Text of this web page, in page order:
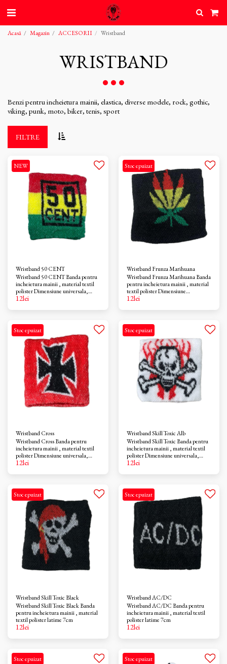
Acasă Magazin ACCESORII Wristband
WRISTBAND
Benzi pentru incheietura mainii, elastica, diverse modele, rock, gothic,
viking, punk, moto, biker, tenis, sport
FILTRE
NEW
Wristband 50 CENT
Wristband 50 CENT Banda pentru
incheietura mainii , material textil
polister Dimensiune universala,
latime 7cm
12lei
Stoc epuizat
Wristband Frunza Marihuana
Wristband Frunza Marihuana Banda
pentru incheietura mainii , material
textil polister Dimensiune
universala, latime 7cm
12lei
Stoc epuizat
Wristband Cross
Wristband Cross Banda pentru
incheietura mainii , material textil
polister Dimensiune universala,
latime 7cm
12lei
Stoc epuizat
Wristband Skill Toxic Alb
Wristband Skill Toxic Banda pentru
incheietura mainii , material textil
polister Dimensiune universala,
latime 7cm
12lei
Stoc epuizat
Wristband Skill Toxic Black
Wristband Skill Toxic Black Banda
pentru incheietura mainii , material
textil polister latime 7cm
12lei
Stoc epuizat
Wristband AC/DC
Wristband AC/DC Banda pentru
incheietura mainii , material textil
polister latime 7cm
12lei
Stoc epuizat Stoc epuizat